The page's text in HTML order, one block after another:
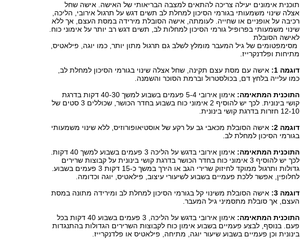
תוכנית אימונים יעילה צריכה להתאים למצבה הבריאותי של האישה. אישה שחל
אצלה שינוי משמעותי בגורמי הסיכון למחלת לב תשים דגש על תרגול אירובי, הליכה,
רכיבה על אופניים או שחייה. לעומתה, אישה הסובלת מירידה במסת העצם, אך ללא
שינוי משמעותי בפרופיל גורמי הסיכון למחלות לב, תשים דגש רב יותר על אימוני כוח.
לאישה הסובלת
מסימפטומים של גיל המעבר מומלץ לשלב גם תרגול מתון יותר, כמו יוגה, פילאטיס,
מתיחות ופלדנקרייז.
דוגמה ‭:1‬
אישה עם מסת עצם תקינה, שחל אצלה שינוי בגורמי הסיכון למחלת לב,
כמו עלייה בלחץ דם, בכולסטרול וברמת הסוכר והשמנה.
התוכנית המתאימה:
אימון אירובי ‭5-4‬ פעמים בשבוע למשך ‭40-30‬ דקות בדרגת
קושי בינונית. לכך יש להוסיף 2 אימוני כוח בשבוע בחדר הכושר, שכוללים 3 סטים של
‭12-10‬ חזרות בדרגת קושי בינונית.
דוגמה ‭:2‬
אישה הסובלת מכאבי גב על רקע של אוסטיאופורוזיס, ללא שינוי משמעותי
בגורמי הסיכון למחלת לב.
התוכנית המתאימה:
אימון אירובי בדגש על הליכה 3 פעמים בשבוע למשך 40 דקות.
לכך יש להוסיף 3 אימוני כוח בחדר הכושר בדרגת קושי בינונית על קבוצות שרירים
גדולות ותרגול ממוקד לחיזוק שרירי הגב או הירך במשך כ‭15-‬ דקות 3 פעמים בשבוע.
לחלופין, אפשר ללכת פעמיים בשבוע לשיעורי עיצוב, פילאטיס, יוגה וכדומה.
דוגמה ‭:3‬
אישה הסובלת משינוי קל בגורמי הסיכון למחלת לב ומירידה מתונה במסת
העצם, אך סובלת מתסמיני גיל המעבר.
התוכנית המתאימה:
אימון אירובי בדגש על הליכה, 3 פעמים בשבוע 40 דקות בכל
פעם. בנוסף, לבצע פעמיים בשבוע אימון כוח לקבוצות השרירים הגדולות בהתנגדות
בינונית וכן פעמיים בשבוע שיעור יוגה, מתיחה, פילאטיס או פלדנקרייז.